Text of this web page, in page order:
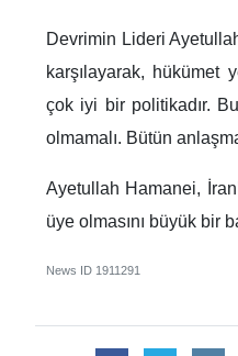
Devrimin Lideri
karşılayarak, hükümet
çok iyi bir politikadır.
olmamalı. Bütün
Ayetullah Hamanei,
üye olmasını büyük bir
News ID 1911291